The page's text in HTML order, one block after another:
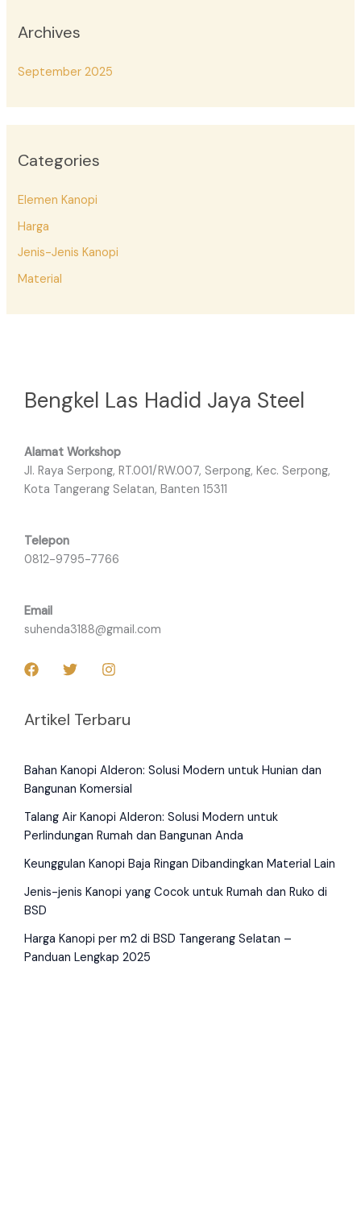
Archives
September 2025
Categories
Elemen Kanopi
Harga
Jenis-Jenis Kanopi
Material
Bengkel Las Hadid Jaya Steel
Alamat Workshop
Jl. Raya Serpong, RT.001/RW.007, Serpong, Kec. Serpong,
Kota Tangerang Selatan, Banten 15311
Telepon
0812-9795-7766
Email
suhenda3188@gmail.com
Artikel Terbaru
Bahan Kanopi Alderon: Solusi Modern untuk Hunian dan
Bangunan Komersial
Talang Air Kanopi Alderon: Solusi Modern untuk
Perlindungan Rumah dan Bangunan Anda
Keunggulan Kanopi Baja Ringan Dibandingkan Material Lain
Jenis-jenis Kanopi yang Cocok untuk Rumah dan Ruko di
BSD
Harga Kanopi per m2 di BSD Tangerang Selatan –
Panduan Lengkap 2025